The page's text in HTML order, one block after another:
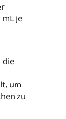
je
die
um
zu